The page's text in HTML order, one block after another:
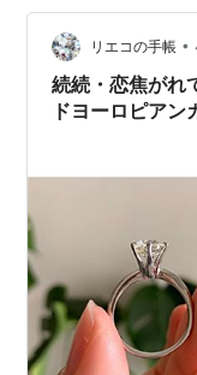
リエコの手帳 •
続続・恋焦がれ
ドヨーロピア